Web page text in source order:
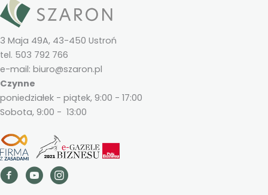
3 Maja 49A, 43-450 Ustroń
tel. 503 792 766
e-mail: biuro@szaron.pl
Czynne
poniedziałek - piątek, 9:00 - 17:00
Sobota, 9:00 - 13:00